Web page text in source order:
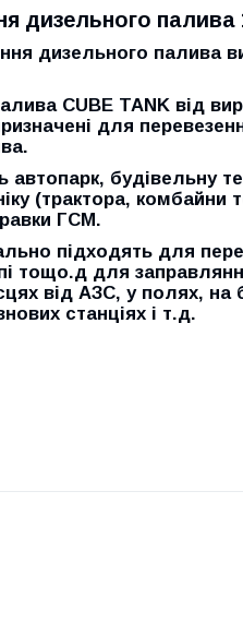
дизельного палива
дизельного палива
CUBE TANK від
для
будівельну
(трактора, комбайни
ГСМ.
підходять для
тощо.д для
від АЗС, у полях, на
станціях і т.д.